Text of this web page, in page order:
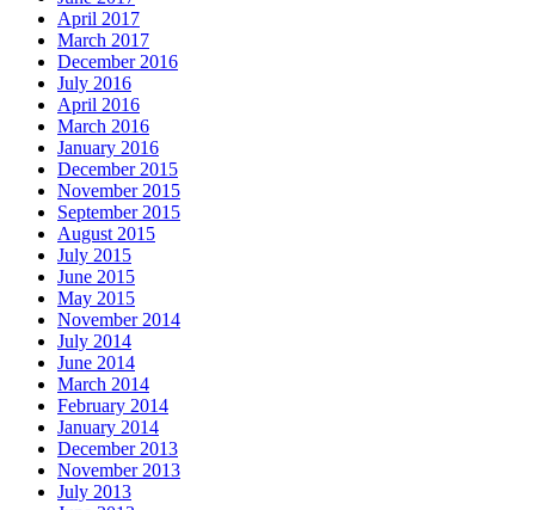
April 2017
March 2017
December 2016
July 2016
April 2016
March 2016
January 2016
December 2015
November 2015
September 2015
August 2015
July 2015
June 2015
May 2015
November 2014
July 2014
June 2014
March 2014
February 2014
January 2014
December 2013
November 2013
July 2013